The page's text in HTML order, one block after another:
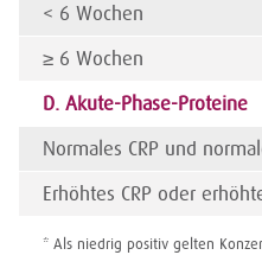
< 6 Wochen
≥ 6 Wochen
D. Akute-Phase-Proteine
Normales CRP und
Erhöhtes CRP oder
* Als niedrig positiv gelten